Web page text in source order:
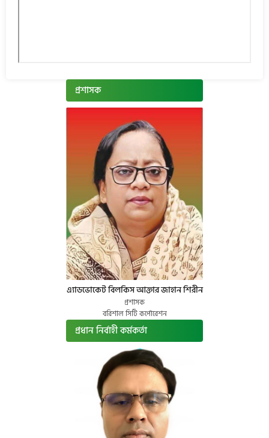
প্রশাসক
এ্যাডভোকেট বিলকিস আক্তার জাহান শিরীন
প্রশাসক
বরিশাল সিটি কর্পোরেশন
প্রধান নির্বাহী কর্মকর্তা